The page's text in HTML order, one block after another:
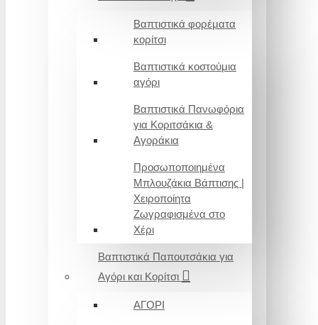
Βαπτιστικά φορέματα
κορίτσι
Βαπτιστικά κοστούμια
αγόρι
Βαπτιστικά Πανωφόρια
για Κοριτσάκια &
Αγοράκια
Προσωποποιημένα
Μπλουζάκια Βάπτισης |
Χειροποίητα
Ζωγραφισμένα στο
Χέρι
Βαπτιστικά Παπουτσάκια για
Αγόρι και Κορίτσι
ΑΓΟΡΙ